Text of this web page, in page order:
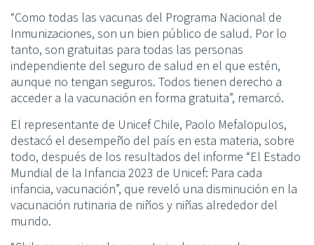
“Como todas las vacunas del Programa Nacional de
Inmunizaciones, son un bien público de salud. Por lo
tanto, son gratuitas para todas las personas
independiente del seguro de salud en el que estén,
aunque no tengan seguros. Todos tienen derecho a
acceder a la vacunación en forma gratuita”, remarcó.
El representante de Unicef Chile, Paolo Mefalopulos,
destacó el desempeño del país en esta materia, sobre
todo, después de los resultados del informe “El Estado
Mundial de la Infancia 2023 de Unicef: Para cada
infancia, vacunación”, que reveló una disminución en la
vacunación rutinaria de niños y niñas alrededor del
mundo.